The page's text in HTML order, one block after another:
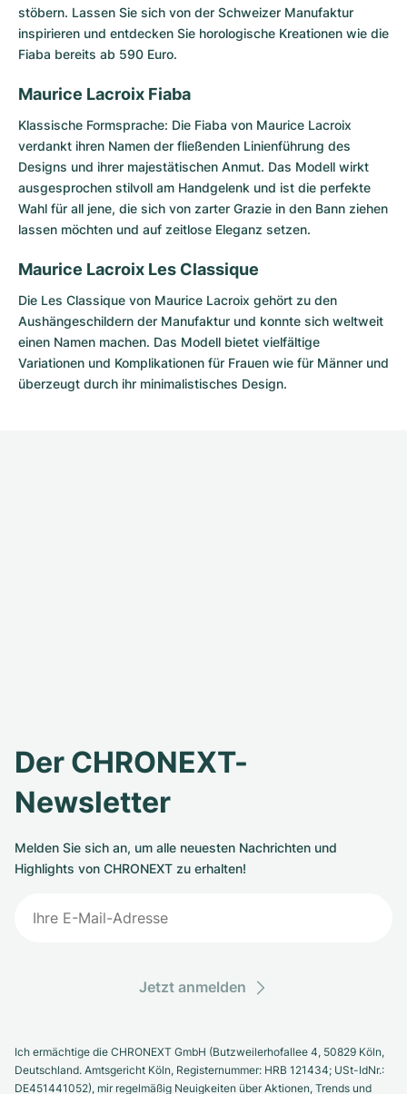
stöbern. Lassen Sie sich von der Schweizer Manufaktur
inspirieren und entdecken Sie horologische Kreationen wie die
Fiaba bereits ab 590 Euro.
Maurice Lacroix Fiaba
Klassische Formsprache: Die Fiaba von Maurice Lacroix
verdankt ihren Namen der fließenden Linienführung des
Designs und ihrer majestätischen Anmut. Das Modell wirkt
ausgesprochen stilvoll am Handgelenk und ist die perfekte
Wahl für all jene, die sich von zarter Grazie in den Bann ziehen
lassen möchten und auf zeitlose Eleganz setzen.
Maurice Lacroix Les Classique
Die Les Classique von Maurice Lacroix gehört zu den
Aushängeschildern der Manufaktur und konnte sich weltweit
einen Namen machen. Das Modell bietet vielfältige
Variationen und Komplikationen für Frauen wie für Männer und
überzeugt durch ihr minimalistisches Design.
Der CHRONEXT-
Newsletter
Melden Sie sich an, um alle neuesten Nachrichten und
Highlights von CHRONEXT zu erhalten!
Jetzt anmelden
Ich ermächtige die CHRONEXT GmbH (Butzweilerhofallee 4, 50829 Köln,
Deutschland. Amtsgericht Köln, Registernummer: HRB 121434; USt-IdNr.:
DE451441052), mir regelmäßig Neuigkeiten über Aktionen, Trends und